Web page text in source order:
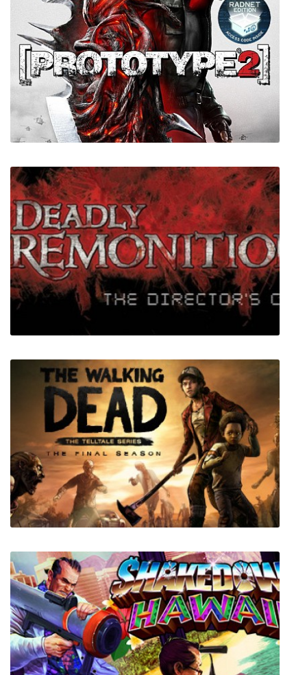
Mega Man X Legacy Collection
Prototype 2
Deadly Premonition: The Director's Cut
The Walking Dead: The Final Season